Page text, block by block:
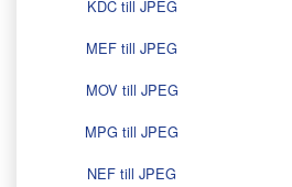
KDC till JPEG
MEF till JPEG
MOV till JPEG
MPG till JPEG
NEF till JPEG